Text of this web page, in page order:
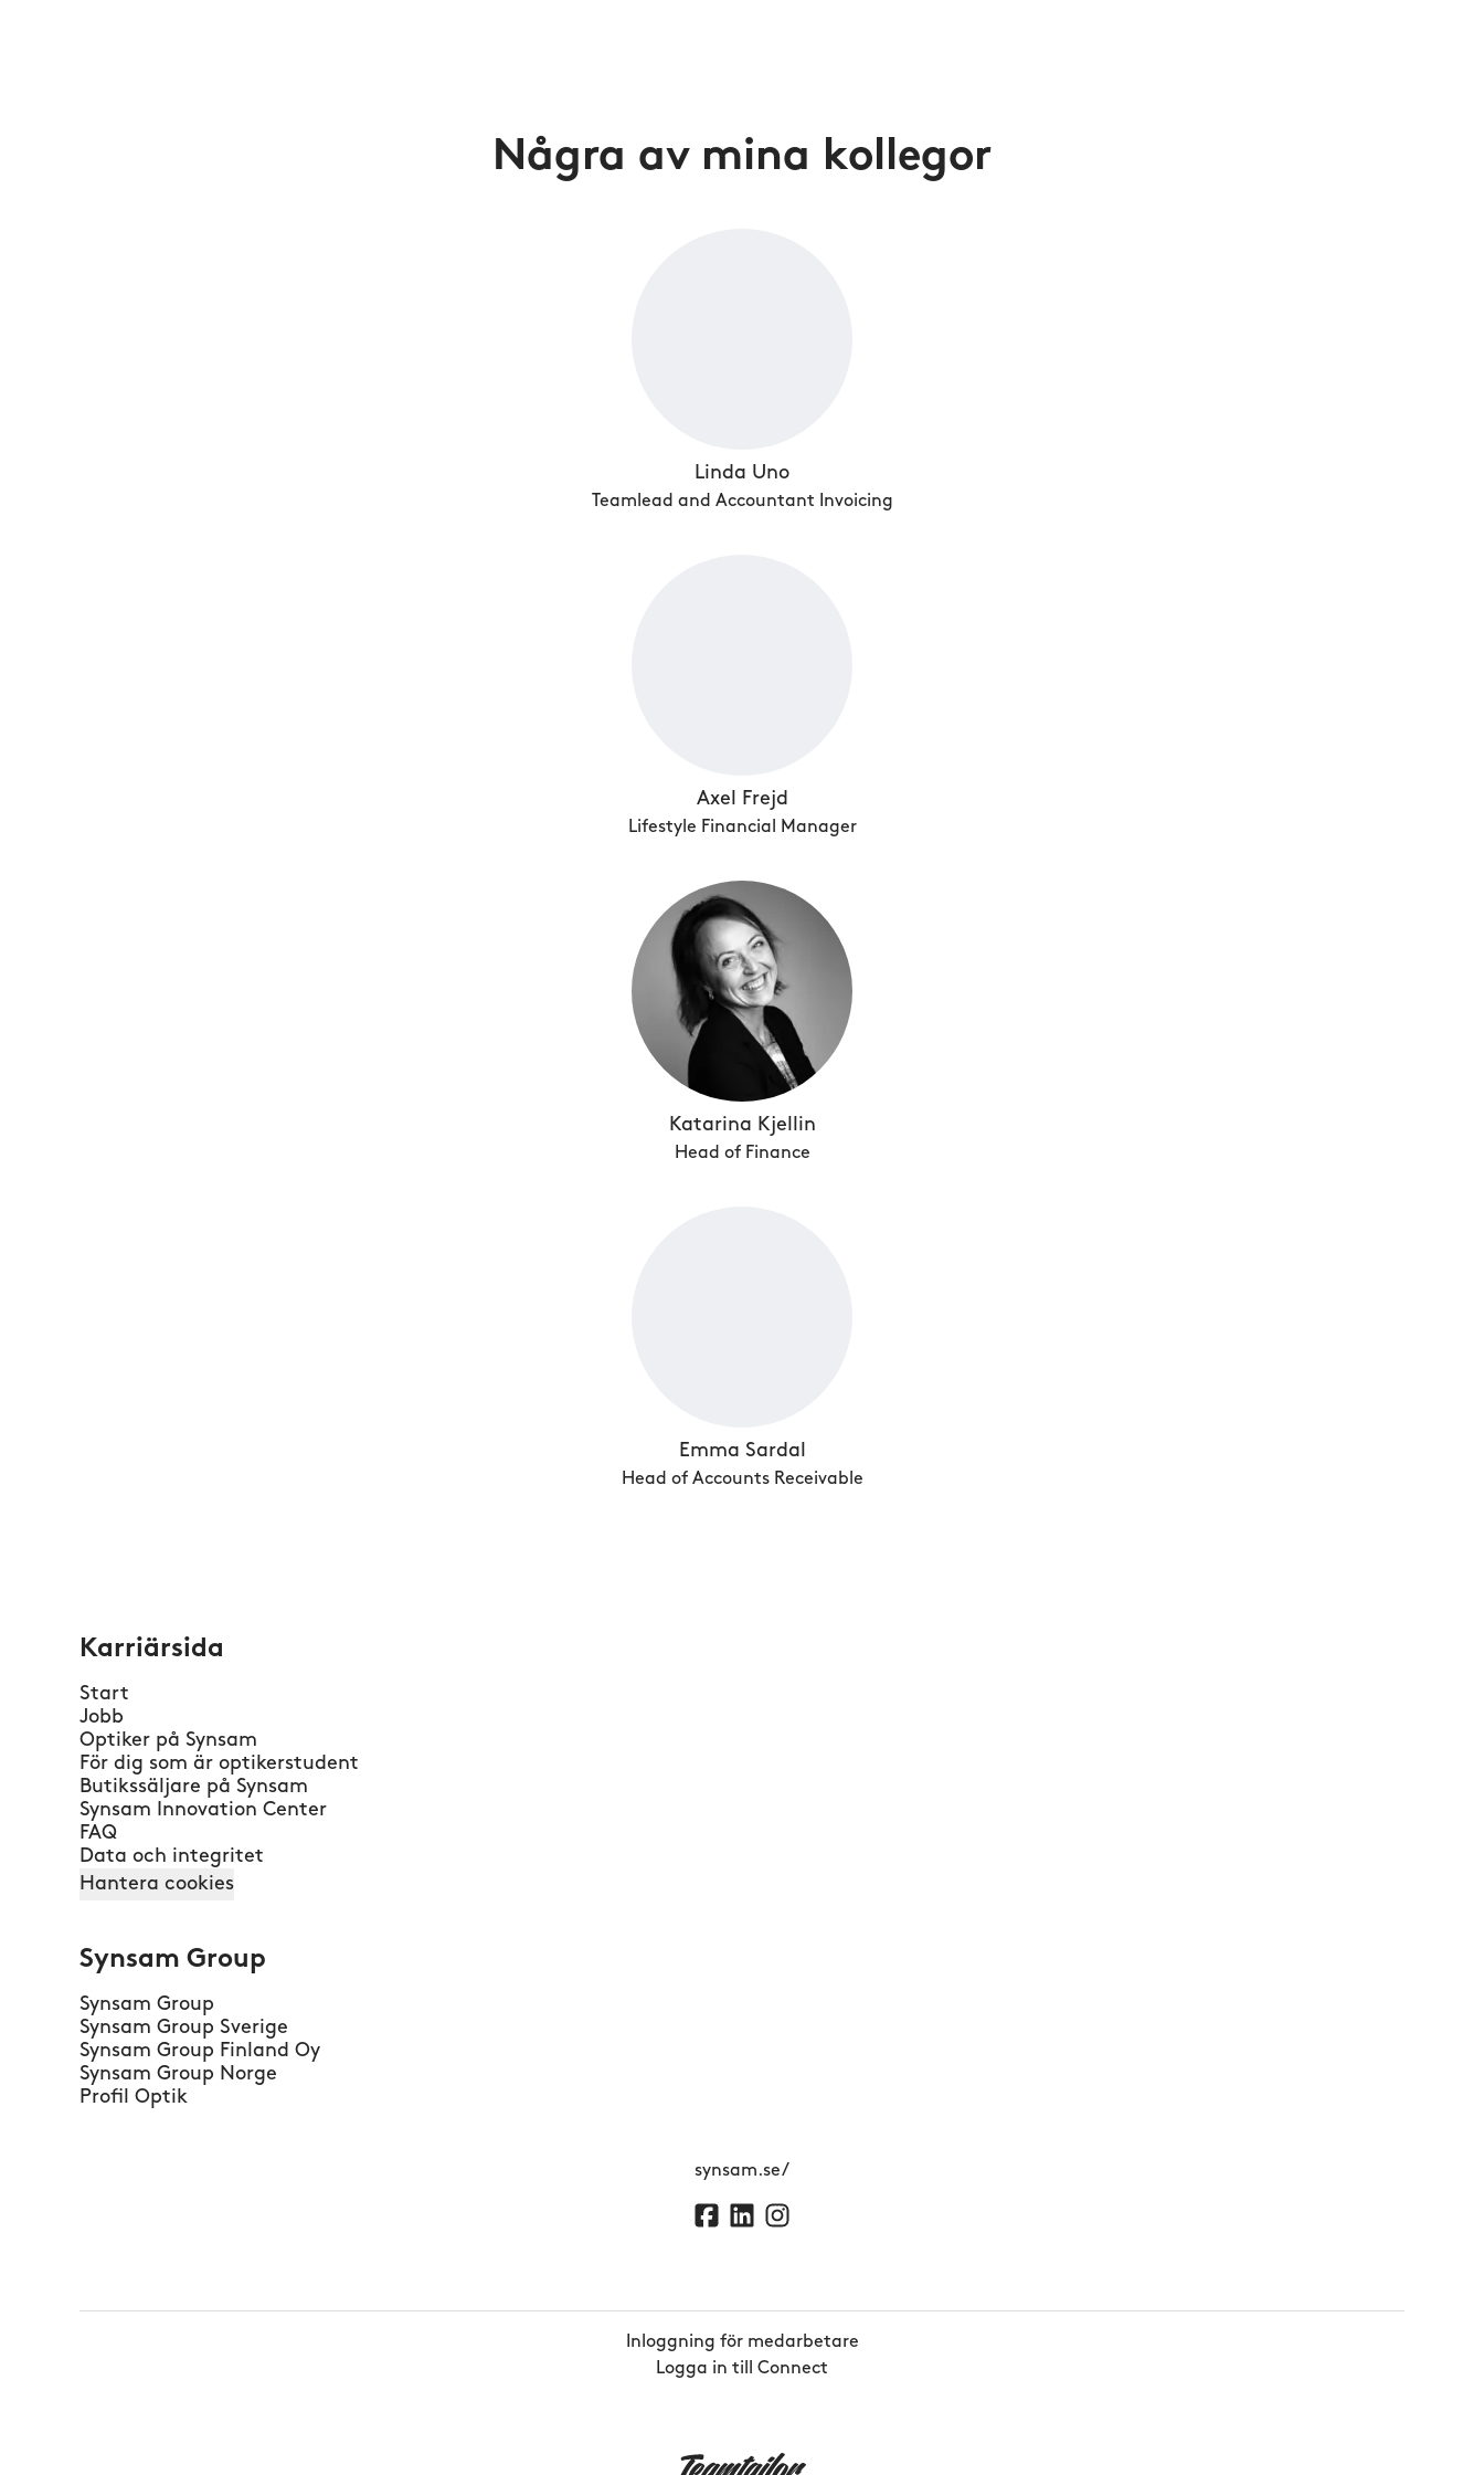
Några av mina kollegor
Linda Uno
Teamlead and Accountant Invoicing
Axel Frejd
Lifestyle Financial Manager
Katarina Kjellin
Head of Finance
Emma Sardal
Head of Accounts Receivable
Karriärsida
Start
Jobb
Optiker på Synsam
För dig som är optikerstudent
Butikssäljare på Synsam
Synsam Innovation Center
FAQ
Data och integritet
Hantera cookies
Synsam Group
Synsam Group
Synsam Group Sverige
Synsam Group Finland Oy
Synsam Group Norge
Profil Optik
synsam.se/
Inloggning för medarbetare
Logga in till Connect